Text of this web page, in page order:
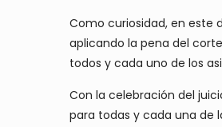
Como curiosidad, en este
aplicando la pena del
todos y cada uno de los
Con la celebración del
para todas y cada una de